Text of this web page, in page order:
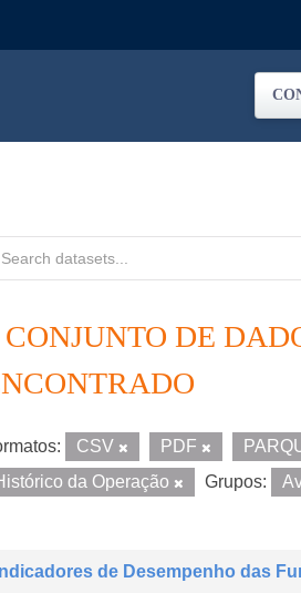
CONJUNTO DE
CSV PDF
da Operação
Grupos:
Indicadores de Desempenho das